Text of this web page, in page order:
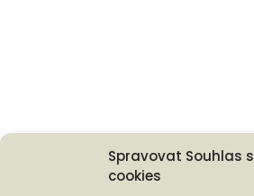
Spravovat Souhlas s
cookies